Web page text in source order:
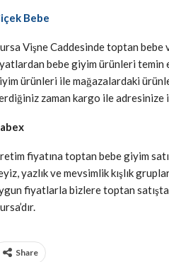
Bebe
Vişne Caddesinde toptan bebe
bebe giyim ürünleri temin
ürünleri ile mağazalardaki
zaman kargo ile adresinize
fiyatına toptan bebe giyim
yazlık ve mevsimlik kışlık
fiyatlarla bizlere toptan satışta
Share